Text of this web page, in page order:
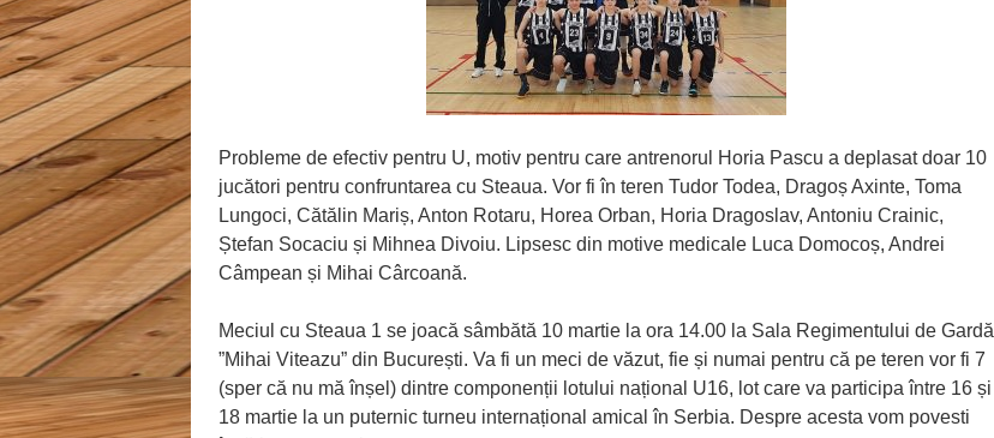
Probleme de efectiv pentru U, motiv pentru care antrenorul Horia Pascu a deplasat doar 10
jucători pentru confruntarea cu Steaua. Vor fi în teren Tudor Todea, Dragoș Axinte, Toma
Lungoci, Cătălin Mariș, Anton Rotaru, Horea Orban, Horia Dragoslav, Antoniu Crainic,
Ștefan Socaciu și Mihnea Divoiu. Lipsesc din motive medicale Luca Domocoș, Andrei
Câmpean și Mihai Cârcoană.
Meciul cu Steaua 1 se joacă sâmbătă 10 martie la ora 14.00 la Sala Regimentului de Gardă
”Mihai Viteazu” din București. Va fi un meci de văzut, fie și numai pentru că pe teren vor fi 7
(sper că nu mă înșel) dintre componenții lotului național U16, lot care va participa între 16 și
18 martie la un puternic turneu internațional amical în Serbia. Despre acesta vom povesti